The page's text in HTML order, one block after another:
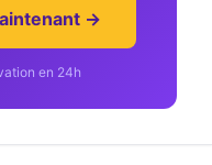
→
en 24h